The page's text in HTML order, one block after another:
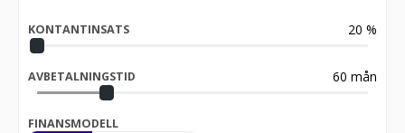
- Front and rear parking sensors
- Multifunctional steering wheel in full Alcantara
- Front center console - Nero Cosmus (Black)
- Door panel - Nero Cosmus (Black)
- Sun visors - Nero Cosmus
KONTANTINSATS 20 %
AVBETALNINGSTID 60 mån
FINANSMODELL